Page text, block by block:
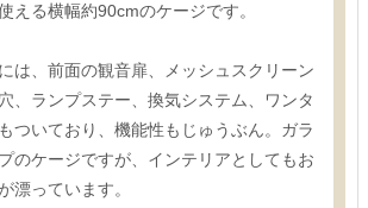
える横幅約90cmのケージです。
は、前面の観音扉、メッシュスクリーン
、ランプステー、換気システム、ワンタ
ついており、機能性もじゅうぶん。ガラ
のケージですが、インテリアとしてもお
漂っています。